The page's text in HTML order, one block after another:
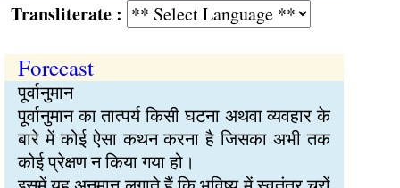
:
Forecast
पूर्वानुमान
पूर्वानुमान का तात्पर्य किसी घटना अथवा व्यवहार के
बारे में कोई ऐसा कथन करना है जिसका अभी तक
कोई प्रेक्षण न किया गया हो।